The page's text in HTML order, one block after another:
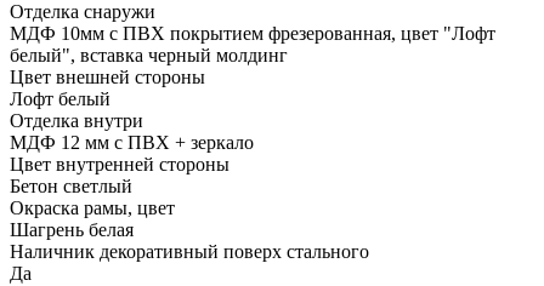
Отделка снаружи
МДФ 10мм с ПВХ покрытием фрезерованная, цвет "Лофт
белый", вставка черный молдинг
Цвет внешней стороны
Лофт белый
Отделка внутри
МДФ 12 мм с ПВХ + зеркало
Цвет внутренней стороны
Бетон светлый
Окраска рамы, цвет
Шагрень белая
Наличник декоративный поверх стального
Да